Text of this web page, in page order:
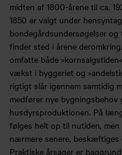
midten af 1800-årene til ca.
1850 er valgt under
bondegårdsundersøgelser
finder sted i årene
omfatte både
vækst i byggeriet og
rigtigt slår igennem samtidig
medfører nye bygningsbehov
husdyrsproduktionen. På
følges helt op til nutiden,
nærmere senere, beskæftiges
Praktiske årsager er